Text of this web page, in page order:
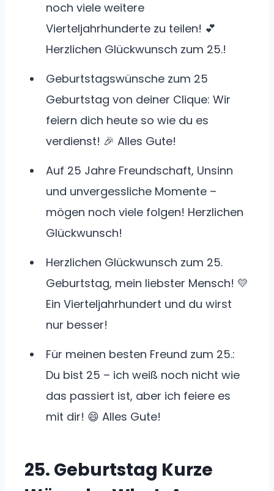
noch viele weitere
Vierteljahrhunderte zu teilen! 💕
Herzlichen Glückwunsch zum 25.!
Geburtstagswünsche zum 25
Geburtstag von deiner Clique: Wir
feiern dich heute so wie du es
verdienst! 🎉 Alles Gute!
Auf 25 Jahre Freundschaft, Unsinn
und unvergessliche Momente –
mögen noch viele folgen! Herzlichen
Glückwunsch!
Herzlichen Glückwunsch zum 25.
Geburtstag, mein liebster Mensch! 💛
Ein Vierteljahrhundert und du wirst
nur besser!
Für meinen besten Freund zum 25.:
Du bist 25 – ich weiß noch nicht wie
das passiert ist, aber ich feiere es
mit dir! 😄 Alles Gute!
25. Geburtstag Kurze